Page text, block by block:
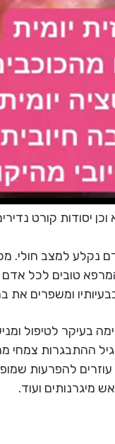
וכן יסודות קורט
נקלע למצב חולי.
טובים לכל אדם
ומשפרים את
בעיקר לטיפול
ההתבגרות צמחי
להפרעות
מיגרנותים ועוד.